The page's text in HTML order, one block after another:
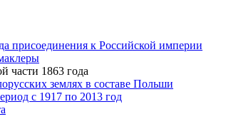
присоединения к Российской империи
части 1863 года
землях в составе Польши
с 1917 по 2013 год